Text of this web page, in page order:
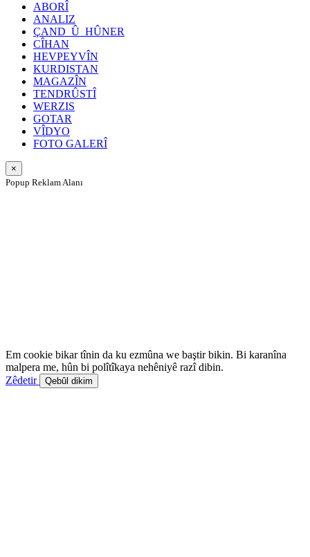
ABORÎ
ANALIZ
ÇAND_Û_HÛNER
CÎHAN
HEVPEYVÎN
KURDISTAN
MAGAZÎN
TENDRÛSTÎ
WERZIS
GOTAR
VÎDYO
FOTO GALERÎ
×
Popup Reklam Alanı
Em cookie bikar tînin da ku ezmûna we baştir bikin. Bi karanîna
malpera me, hûn bi polîtîkaya nehêniyê razî dibin.
Zêdetir
Qebûl dikim